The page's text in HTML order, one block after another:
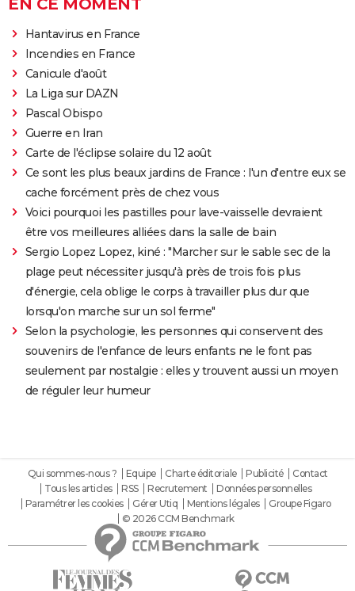
EN CE MOMENT
Hantavirus en France
Incendies en France
Canicule d'août
La Liga sur DAZN
Pascal Obispo
Guerre en Iran
Carte de l'éclipse solaire du 12 août
Ce sont les plus beaux jardins de France : l'un d'entre eux se
cache forcément près de chez vous
Voici pourquoi les pastilles pour lave-vaisselle devraient
être vos meilleures alliées dans la salle de bain
Sergio Lopez Lopez, kiné : "Marcher sur le sable sec de la
plage peut nécessiter jusqu'à près de trois fois plus
d'énergie, cela oblige le corps à travailler plus dur que
lorsqu'on marche sur un sol ferme"
Selon la psychologie, les personnes qui conservent des
souvenirs de l'enfance de leurs enfants ne le font pas
seulement par nostalgie : elles y trouvent aussi un moyen
de réguler leur humeur
Qui sommes-nous ? Equipe Charte éditoriale Publicité
Contact
Tous les articles
RSS Recrutement
Données personnelles
Paramétrer les cookies
Gérer Utiq Mentions légales
Groupe Figaro
© 2026 CCM Benchmark